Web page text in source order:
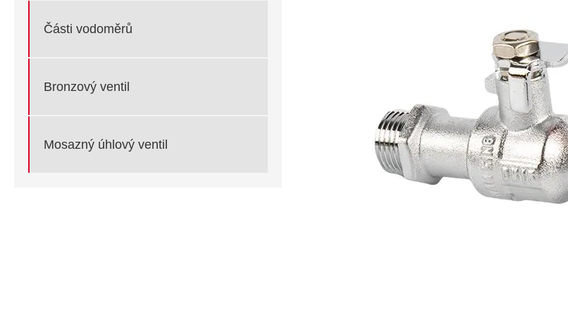
Části vodoměrů
Bronzový ventil
Mosazný úhlový ventil